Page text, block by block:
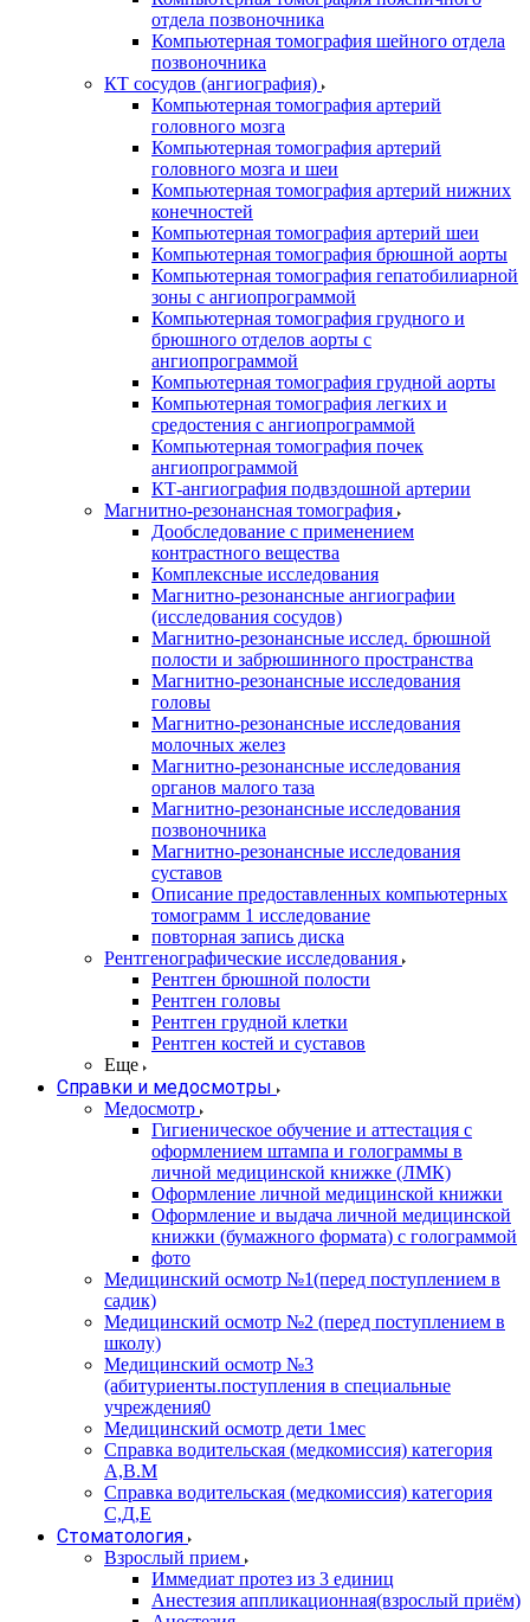
отдела позвоночника
Компьютерная томография шейного отдела
позвоночника
КТ сосудов (ангиография)
Компьютерная томография артерий
головного мозга
Компьютерная томография артерий
головного мозга и шеи
Компьютерная томография артерий нижних
конечностей
Компьютерная томография артерий шеи
Компьютерная томография брюшной аорты
Компьютерная томография гепатобилиарной
зоны с ангиопрограммой
Компьютерная томография грудного и
брюшного отделов аорты с
ангиопрограммой
Компьютерная томография грудной аорты
Компьютерная томография легких и
средостения с ангиопрограммой
Компьютерная томография почек
ангиопрограммой
КТ-ангиография подвздошной артерии
Магнитно-резонансная томография
Дообследование с применением
контрастного вещества
Комплексные исследования
Магнитно-резонансные ангиографии
(исследования сосудов)
Магнитно-резонансные исслед. брюшной
полости и забрюшинного пространства
Магнитно-резонансные исследования
головы
Магнитно-резонансные исследования
молочных желез
Магнитно-резонансные исследования
органов малого таза
Магнитно-резонансные исследования
позвоночника
Магнитно-резонансные исследования
суставов
Описание предоставленных компьютерных
томограмм 1 исследование
повторная запись диска
Рентгенографические исследования
Рентген брюшной полости
Рентген головы
Рентген грудной клетки
Рентген костей и суставов
Еще
Справки и медосмотры
Медосмотр
Гигиеническое обучение и аттестация с
оформлением штампа и голограммы в
личной медицинской книжке (ЛМК)
Оформление личной медицинской книжки
Оформление и выдача личной медицинской
книжки (бумажного формата) с голограммой
фото
Медицинский осмотр №1(перед поступлением в
садик)
Медицинский осмотр №2 (перед поступлением в
школу)
Медицинский осмотр №3
(абитуриенты.поступления в специальные
учреждения0
Медицинский осмотр дети 1мес
Справка водительская (медкомиссия) категория
А,В.М
Справка водительская (медкомиссия) категория
С,Д,Е
Стоматология
Взрослый прием
Иммедиат протез из 3 единиц
Анестезия аппликационная(взрослый приём)